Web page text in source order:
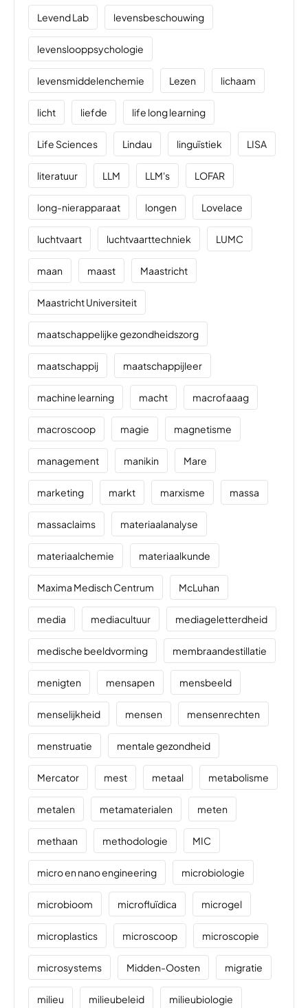
Levend Lab levensbeschouwing
levenslooppsychologie
levensmiddelenchemie Lezen lichaam
licht liefde life long learning
Life Sciences Lindau linguïstiek LISA
literatuur LLM LLM's LOFAR
long-nierapparaat longen Lovelace
luchtvaart luchtvaarttechniek LUMC
maan maast Maastricht
Maastricht Universiteit
maatschappelijke gezondheidszorg
maatschappij maatschappijleer
machine learning macht macrofaaag
macroscoop magie magnetisme
management manikin Mare
marketing markt marxisme massa
massaclaims materiaalanalyse
materiaalchemie materiaalkunde
Maxima Medisch Centrum McLuhan
media mediacultuur mediageletterdheid
medische beeldvorming membraandestillatie
menigten mensapen mensbeeld
menselijkheid mensen mensenrechten
menstruatie mentale gezondheid
Mercator mest metaal metabolisme
metalen metamaterialen meten
methaan methodologie MIC
micro en nano engineering microbiologie
microbioom microfluïdica microgel
microplastics microscoop microscopie
microsystems Midden-Oosten migratie
milieu milieubeleid milieubiologie